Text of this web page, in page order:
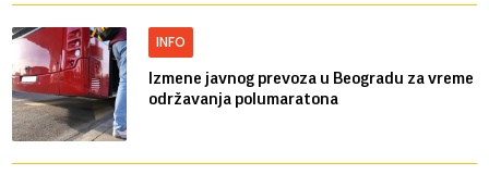
INFO
Izmene javnog prevoza u Beogradu za vreme
održavanja polumaratona